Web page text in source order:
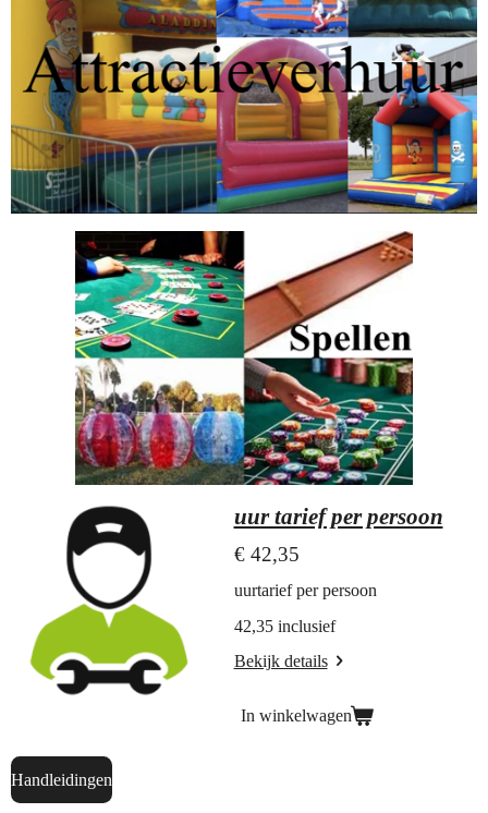
uur tarief per persoon
€ 42,35
uurtarief per persoon
42,35 inclusief
Bekijk details
In winkelwagen
Handleidingen